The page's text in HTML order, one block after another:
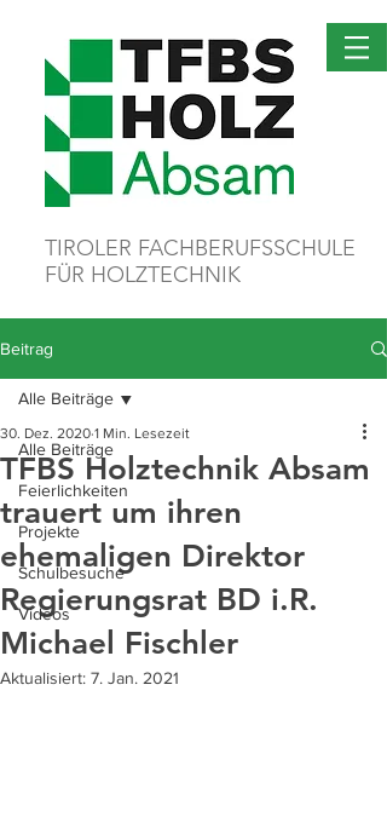
TIROLER FACHBERUFSSCHULE
FÜR HOLZTECHNIK
Beitrag
Alle Beiträge
Feierlichkeiten
Projekte
Schulbesuche
Videos
Alle Beiträge
TFBS Holztechnik Absam
trauert um ihren
ehemaligen Direktor
Regierungsrat BD i.R.
Michael Fischler
30. Dez. 2020 1 Min. Lesezeit
Aktualisiert: 7. Jan. 2021